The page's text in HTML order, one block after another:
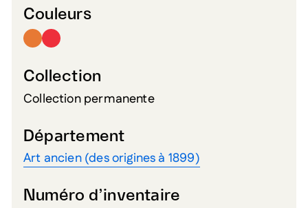
Couleurs
Collection
Collection permanente
Département
Art ancien (des origines à 1899)
Numéro d’inventaire